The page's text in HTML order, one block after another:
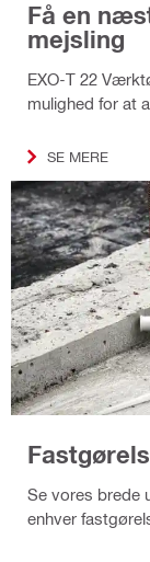
Få en
mejsling
EXO-T 22
mulighed for at
SE MERE
Se vores brede
enhver